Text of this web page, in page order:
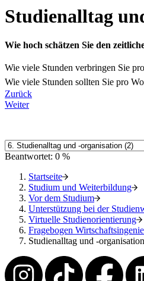
Studienalltag
Wie hoch schätzen Sie den
Wie viele Stunden verbringen Sie
Wie viele Stunden sollten Sie pro
Zurück
Weiter
Beantwortet: 0 %
Startseite
Studium und Weiterbildung
Vor dem Studium
Unterstützung bei der
Virtuelle Studienorientierung
Fragebogen
Studienalltag und -